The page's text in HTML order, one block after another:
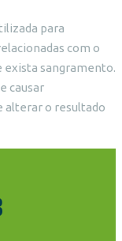
para
com o
exista sangramento.
causar
alterar o resultado